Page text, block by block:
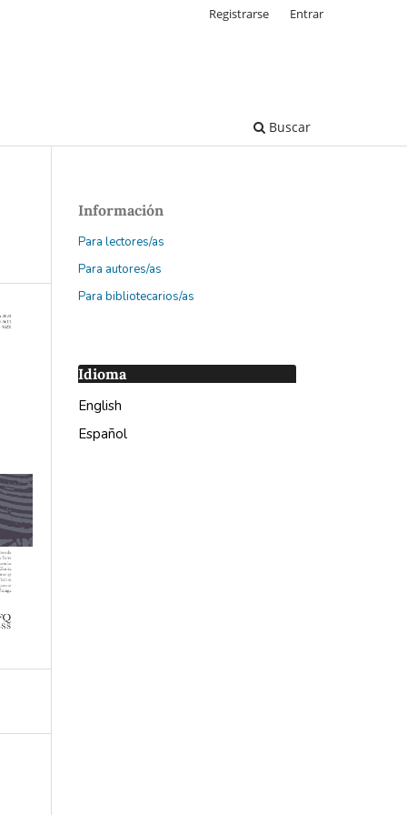
Buscar
Registrarse Entrar
Información
Para lectores/as
Para autores/as
Para bibliotecarios/as
Idioma
English
Español